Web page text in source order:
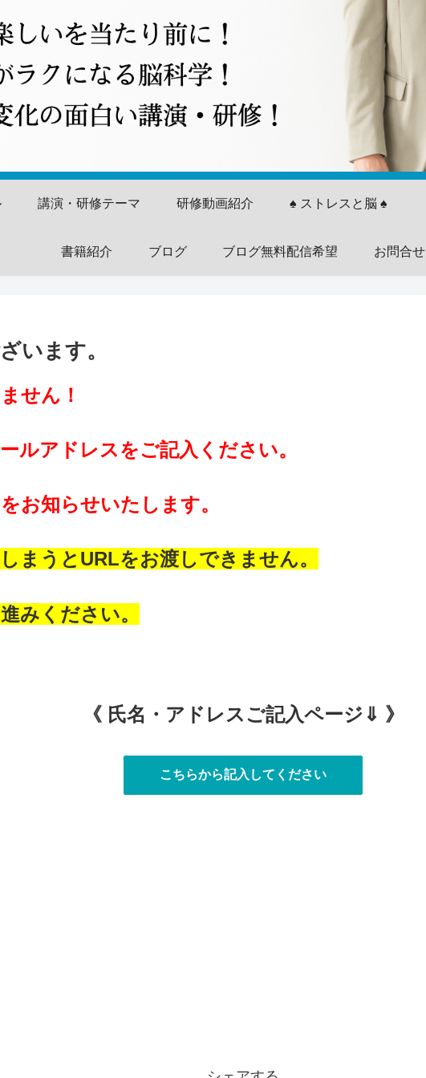
講演・研修テーマ 研修動画紹介 ♠ ストレスと脳 ♠
書籍紹介 ブログ ブログ無料配信希望 お問合せ
います。
せん！
ルアドレスをご記入ください。
お知らせいたします。
まうとURLをお渡しできません。
みください。
《 氏名・アドレスご記入ページ⇓ 》
こちらから記入してください